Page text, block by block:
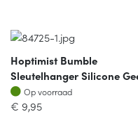
Hoptimist Bumble
Sleutelhanger Silicone
Op voorraad
Op voorraad
€ 9,95